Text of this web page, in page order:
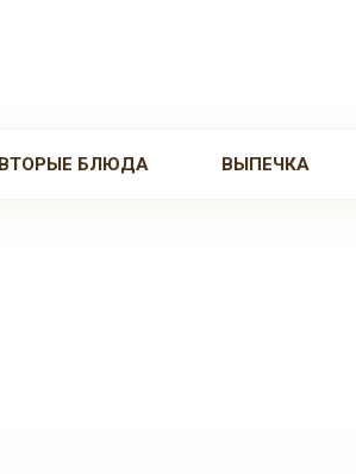
ВТОРЫЕ БЛЮДА ВЫПЕЧКА